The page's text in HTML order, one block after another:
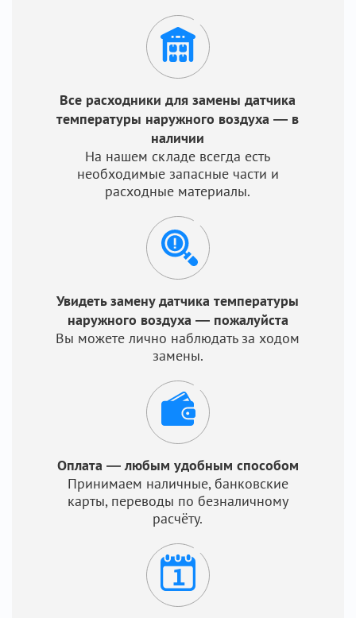
Все расходники для замены датчика
температуры наружного воздуха — в
наличии
На нашем складе всегда есть
необходимые запасные части и
расходные материалы.
Увидеть замену датчика температуры
наружного воздуха — пожалуйста
Вы можете лично наблюдать за ходом
замены.
Оплата — любым удобным способом
Принимаем наличные, банковские
карты, переводы по безналичному
расчёту.